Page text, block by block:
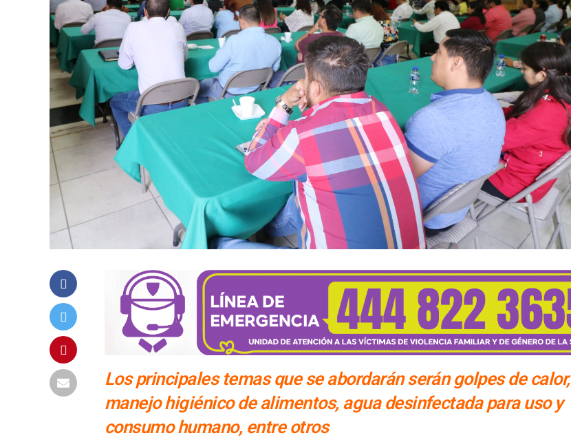
Los principales temas que se abordarán serán golpes de calor,
manejo higiénico de alimentos, agua desinfectada para uso y
consumo humano, entre otros